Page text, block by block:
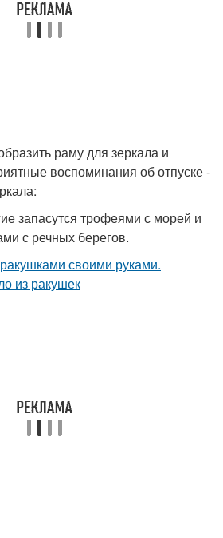
раму для зеркала и
воспоминания об отпуске -
запасутся трофеями с морей и
с речных берегов.